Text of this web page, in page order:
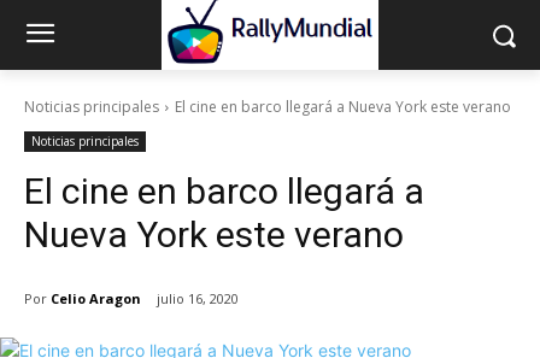
Noticias principales El cine en barco llegará a Nueva York este verano
Noticias principales
El cine en barco llegará a
Nueva York este verano
Por Celio Aragon julio 16, 2020